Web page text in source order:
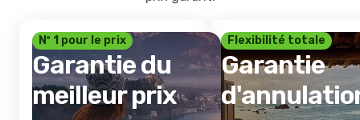
Nº 1 pour le prix
Garantie du
meilleur prix
Flexibilité totale
Garantie